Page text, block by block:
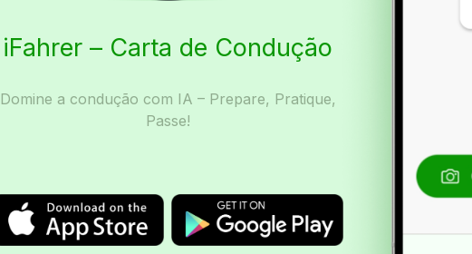
iFahrer – Carta de Condução
Domine a condução com IA – Prepare, Pratique,
Passe!